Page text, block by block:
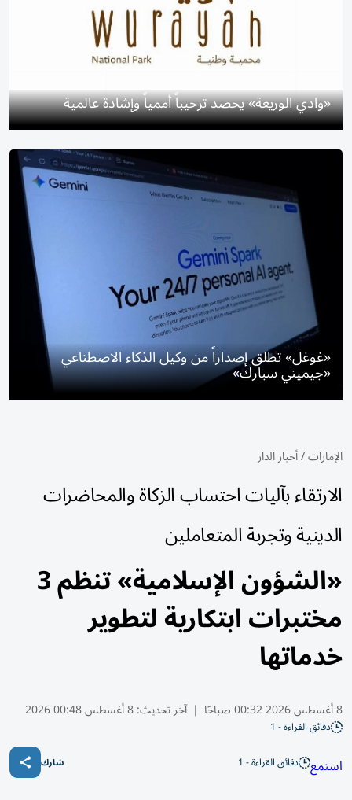
«وادي الوريعة» يحصد ترحيباً أممياً وإشادة عالمية
«غوغل» تطلق إصداراً من وكيل الذكاء الاصطناعي
«جيميني سبارك»
الإمارات/أخبار الدار
الارتقاء بآليات احتساب الزكاة والمحاضرات
الدينية وتجربة المتعاملين
«الشؤون الإسلامية» تنظم 3
مختبرات ابتكارية لتطوير
خدماتها
8 أغسطس 2026 00:32 صباحًا | آخر تحديث:8 أغسطس 00:48 2026
دقائق القراءة - 1
استمع دقائق القراءة - 1 شارك